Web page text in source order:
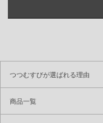
つつむすびが選ばれる理由
商品一覧